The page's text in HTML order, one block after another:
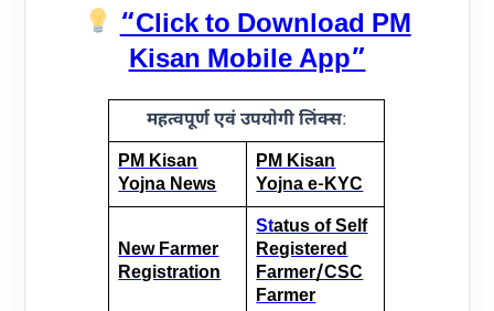
“Click to Download PM
Kisan Mobile App”
महत्वपूर्ण एवं उपयोगी लिंक्स:
PM Kisan
Yojna News
PM Kisan
Yojna e-KYC
New Farmer
Registration
Status of Self
Registered
Farmer/CSC
Farmer